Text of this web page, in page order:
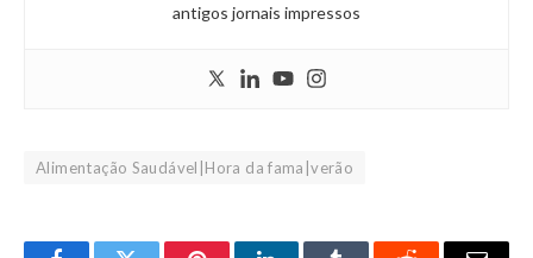
antigos jornais impressos
Alimentação Saudável|Hora da fama|verão